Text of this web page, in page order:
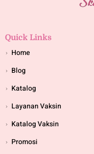
Quick Links
Home
Blog
Katalog
Layanan Vaksin
Katalog Vaksin
Promosi